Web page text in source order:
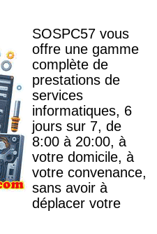
SOSPC57 vous
offre une gamme
complète de
prestations de
services
informatiques, 6
jours sur 7, de
8:00 à 20:00, à
votre domicile, à
votre convenance,
sans avoir à
déplacer votre